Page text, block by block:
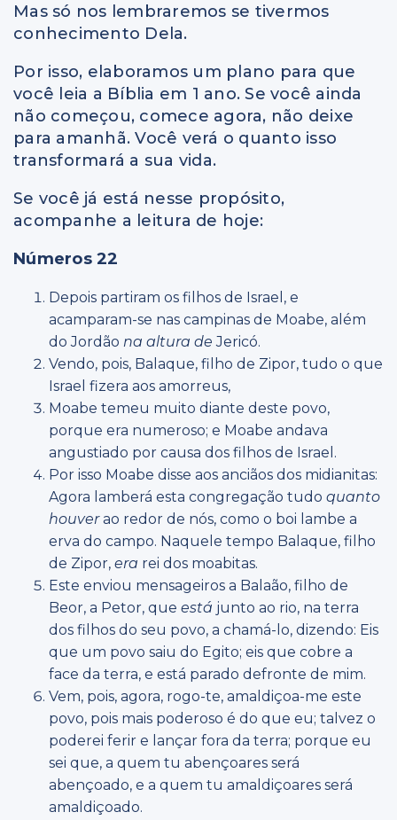
Mas só nos lembraremos se tivermos
conhecimento Dela.
Por isso, elaboramos um plano para que
você leia a Bíblia em 1 ano. Se você ainda
não começou, comece agora, não deixe
para amanhã. Você verá o quanto isso
transformará a sua vida.
Se você já está nesse propósito,
acompanhe a leitura de hoje:
Números 22
Depois partiram os filhos de Israel, e
acamparam-se nas campinas de Moabe, além
do Jordão na altura deJericó.
Vendo, pois, Balaque, filho de Zipor, tudo o que
Israel fizera aos amorreus,
Moabe temeu muito diante deste povo,
porque era numeroso; e Moabe andava
angustiado por causa dos filhos de Israel.
Por isso Moabe disse aos anciãos dos midianitas:
Agora lamberá esta congregação tudo quanto
houverao redor de nós, como o boi lambe a
erva do campo. Naquele tempo Balaque, filho
de Zipor, era rei dos moabitas.
Este enviou mensageiros a Balaão, filho de
Beor, a Petor, que está junto ao rio, na terra
dos filhos do seu povo, a chamá-lo, dizendo: Eis
que um povo saiu do Egito; eis que cobre a
face da terra, e está parado defronte de mim.
Vem, pois, agora, rogo-te, amaldiçoa-me este
povo, pois mais poderoso é do que eu; talvez o
poderei ferir e lançar fora da terra; porque eu
sei que, a quem tu abençoares será
abençoado, e a quem tu amaldiçoares será
amaldiçoado.